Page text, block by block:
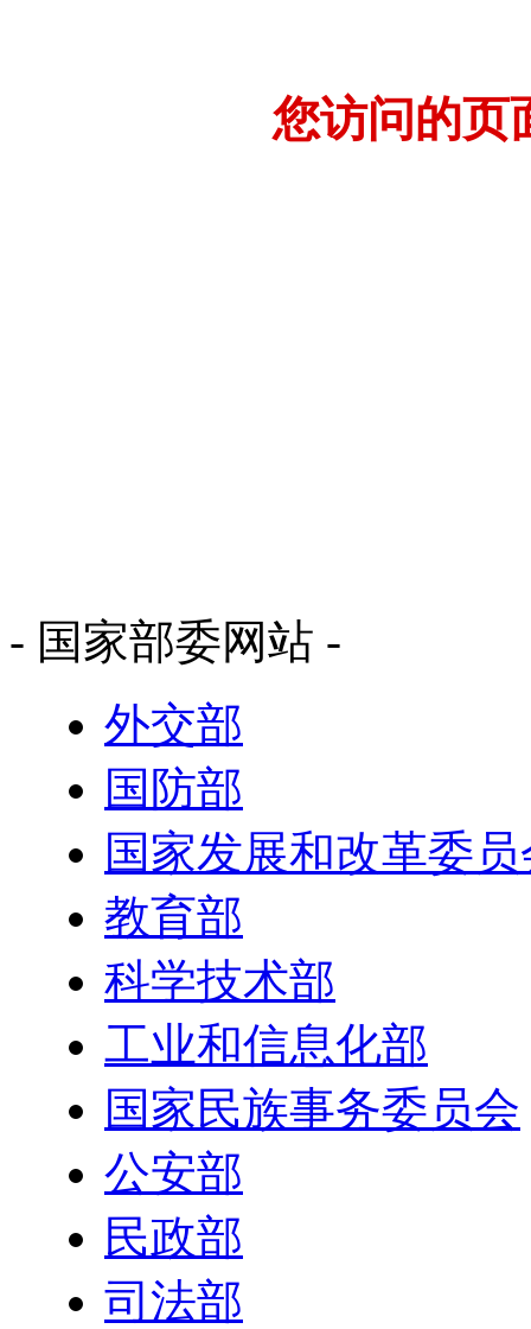
您访问的页
- 国家部委网站 -
外交部
国防部
国家发展和改革委
教育部
科学技术部
工业和信息化部
国家民族事务委员会
公安部
民政部
司法部